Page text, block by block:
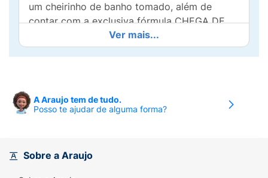
um cheirinho de banho tomado, além de
contar com a exclusiva fórmula CHEGA DE
LÁGRIMAS que evita irritação nos olhos. Toda
a linha é hipoalergênica, formulada para ser
dermatologicamente testado. Frasco com
20% de plástico reciclado, cuidando do seu
Ver mais...
A Araujo tem de tudo.
Posso te ajudar de alguma forma?
Sobre a Araujo